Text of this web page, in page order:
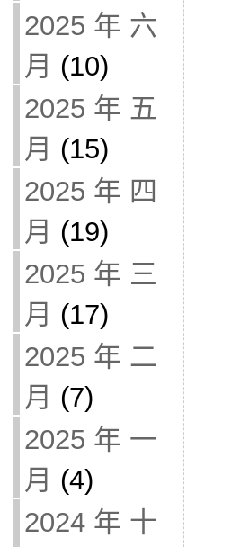
2025 年 六
月 (10)
2025 年 五
月 (15)
2025 年 四
月 (19)
2025 年 三
月 (17)
2025 年 二
月 (7)
2025 年 一
月 (4)
2024 年 十